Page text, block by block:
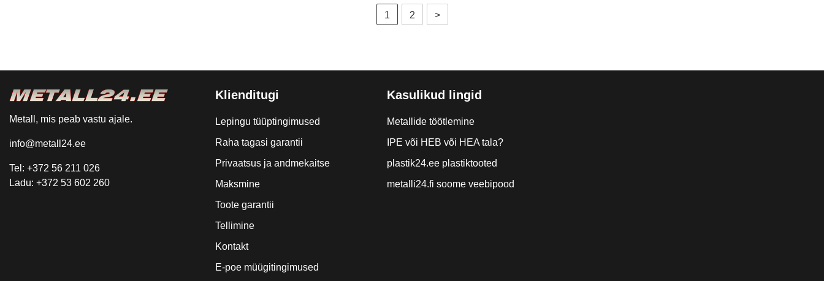
1 2 >
Metall, mis peab vastu ajale.
info@metall24.ee
Tel: +372 56 211 026
Ladu: +372 53 602 260
Klienditugi
Lepingu tüüptingimused
Raha tagasi garantii
Privaatsus ja andmekaitse
Maksmine
Toote garantii
Tellimine
Kontakt
E-poe müügitingimused
Kasulikud lingid
Metallide töötlemine
IPE või HEB või HEA tala?
plastik24.ee plastiktooted
metalli24.fi soome veebipood